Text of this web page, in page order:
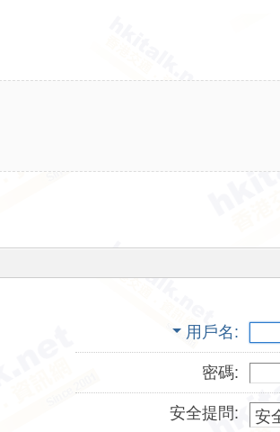
用戶名
密碼:
安全提問: